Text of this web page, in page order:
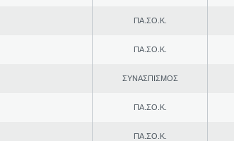
ΠΑ.ΣΟ.Κ.
ΠΑ.ΣΟ.Κ.
ΣΥΝΑΣΠΙΣΜΟΣ
ΠΑ.ΣΟ.Κ.
ΠΑ.ΣΟ.Κ.